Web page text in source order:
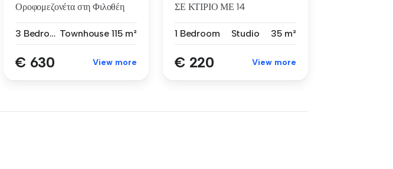
Οροφομεζονέτα στη Φιλοθέη
3 Bedrooms Townhouse 115 m²
€ 630 View more
ΣΕ ΚΤΙΡΙΟ ΜΕ 14
1 Bedroom
Studio 35 m²
€ 220 View more